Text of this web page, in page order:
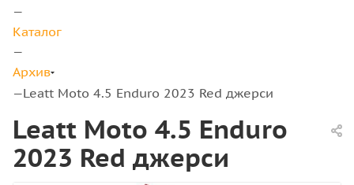
—
Каталог
—
Архив
—Leatt Moto 4.5 Enduro 2023 Red джерси
Leatt Moto 4.5 Enduro
2023 Red джерси